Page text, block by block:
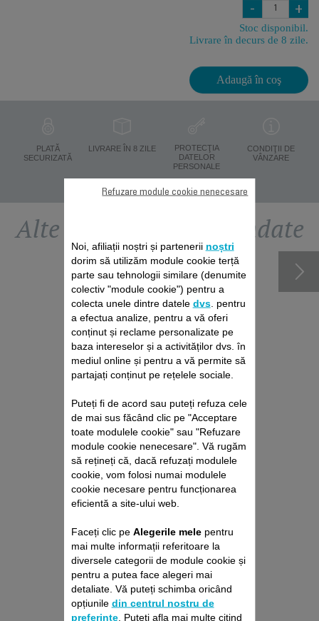
- +
Stoc disponibil.
Livrare în decurs de 8 zile.
Adaugă în coş
PLATĂ
SECURIZATĂ
LIVRARE ÎN 8 ZILE
PROTECŢIA
DATELOR
PERSONALE
CONDIŢII DE
VÂNZARE
Alte accesorii recomandate
PACHET DE REPARAȚII
ASPIRATOARE CU ȘI
FĂRĂ SAC ROWENTA
Fără deviz, fără surprize
Prelungire cu 6 luni a garanției!
229,00 RON
Adaugă în coş
Noi, afiliații noștri și partenerii noștri
dorim să utilizăm module cookie terță
parte sau tehnologii similare (denumite
colectiv "module cookie") pentru a
colecta unele dintre datele dvs. pentru
a efectua analize, pentru a vă oferi
conținut și reclame personalizate pe
baza intereselor și a activităților dvs. în
mediul online și pentru a vă permite să
partajați conținut pe rețelele sociale.
Puteți fi de acord sau puteți refuza cele
de mai sus făcând clic pe "Acceptare
toate modulele cookie" sau "Refuzare
module cookie nenecesare". Vă rugăm
să rețineți că, dacă refuzați modulele
cookie, vom folosi numai modulele
cookie necesare pentru funcționarea
eficientă a site-ului web.
Faceți clic pe Alegerile melepentru
mai multe informații referitoare la
diversele categorii de module cookie și
pentru a putea face alegeri mai
detaliate. Vă puteți schimba oricând
opțiunile din centrul nostru de
preferințe. Puteți afla mai multe citind
Refuzare module cookie nenecesare